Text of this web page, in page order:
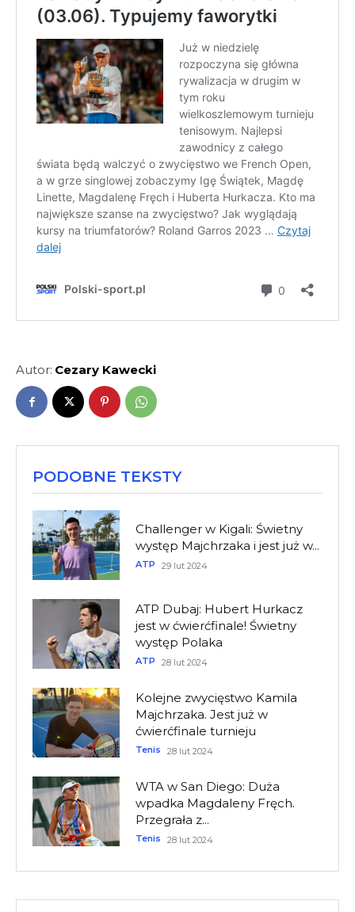
Autor: Cezary Kawecki
PODOBNE TEKSTY
Challenger w Kigali: Świetny
występ Majchrzaka i jest już w...
ATP 29 lut 2024
ATP Dubaj: Hubert Hurkacz
jest w ćwierćfinale! Świetny
występ Polaka
ATP 28 lut 2024
Kolejne zwycięstwo Kamila
Majchrzaka. Jest już w
ćwierćfinale turnieju
Tenis 28 lut 2024
WTA w San Diego: Duża
wpadka Magdaleny Fręch.
Przegrała z...
Tenis 28 lut 2024